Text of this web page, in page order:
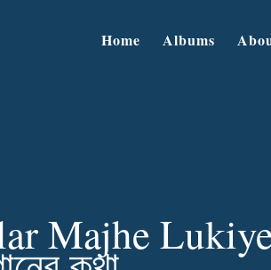
Home Albums
Majhe